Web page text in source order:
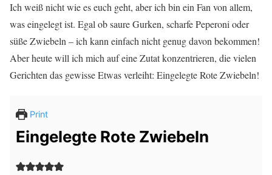
Ich weiß nicht wie es euch geht, aber ich bin ein Fan von allem,
was eingelegt ist. Egal ob saure Gurken, scharfe Peperoni oder
süße Zwiebeln – ich kann einfach nicht genug davon bekommen!
Aber heute will ich mich auf eine Zutat konzentrieren, die vielen
Gerichten das gewisse Etwas verleiht: Eingelegte Rote Zwiebeln!
Print
Eingelegte Rote Zwiebeln